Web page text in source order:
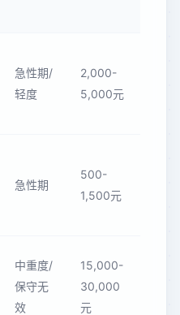
急性期/
轻度
2,000-
5,000元
急性期
500-
1,500元
中重度/
保守无
效
15,000-
30,000
元